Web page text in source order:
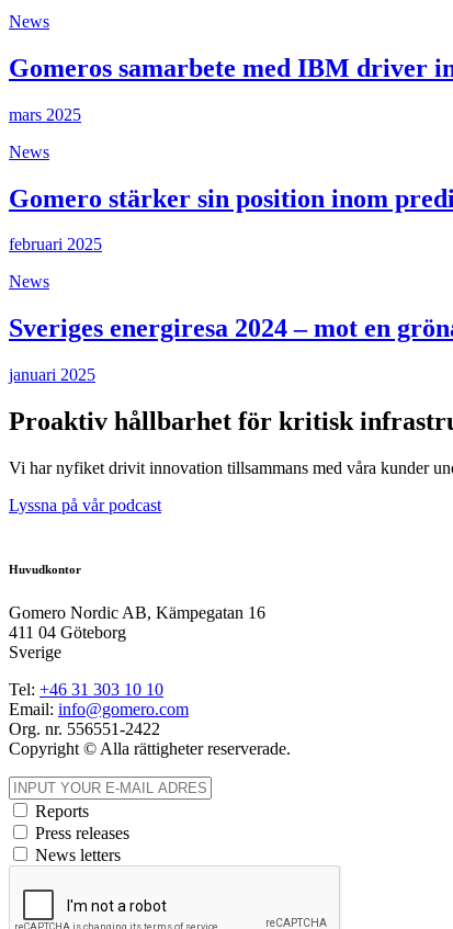
News
Gomeros samarbete med IBM driver
mars 2025
News
Gomero stärker sin position inom
februari 2025
News
Sveriges energiresa 2024 – mot en
januari 2025
Proaktiv hållbarhet för kritisk
Vi har nyfiket drivit innovation tillsammans med våra kunder
Lyssna på vår podcast
Huvudkontor
Gomero Nordic AB, Kämpegatan 16
411 04 Göteborg
Sverige
Tel: +46 31 303 10 10
Email: info@gomero.com
Org. nr. 556551-2422
Copyright © Alla rättigheter reserverade.
Reports
Press releases
News letters